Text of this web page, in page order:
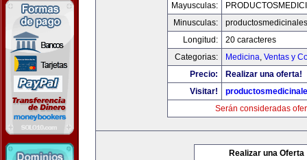
Mayusculas:
Minusculas:
Longitud:
20 caracteres
Categorias:
Medicina, Ventas y
Precio:
Realizar una oferta!
Visitar!
Serán consideradas
Realizar una Oferta